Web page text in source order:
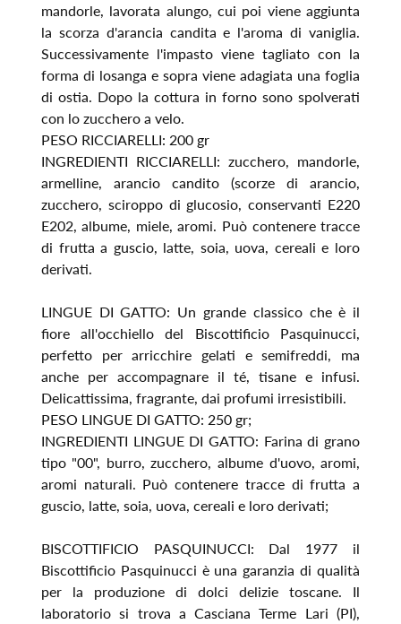
mandorle, lavorata alungo, cui poi viene aggiunta
la scorza d'arancia candita e l'aroma di vaniglia.
Successivamente l'impasto viene tagliato con la
forma di losanga e sopra viene adagiata una foglia
di ostia. Dopo la cottura in forno sono spolverati
con lo zucchero a velo.
PESO RICCIARELLI: 200 gr
INGREDIENTI RICCIARELLI: zucchero, mandorle,
armelline, arancio candito (scorze di arancio,
zucchero, sciroppo di glucosio, conservanti E220
E202, albume, miele, aromi. Può contenere tracce
di frutta a guscio, latte, soia, uova, cereali e loro
derivati.
LINGUE DI GATTO: Un grande classico che è il
fiore all'occhiello del Biscottificio Pasquinucci,
perfetto per arricchire gelati e semifreddi, ma
anche per accompagnare il té, tisane e infusi.
Delicattissima, fragrante, dai profumi irresistibili.
PESO LINGUE DI GATTO: 250 gr;
INGREDIENTI LINGUE DI GATTO: Farina di grano
tipo "00", burro, zucchero, albume d'uovo, aromi,
aromi naturali. Può contenere tracce di frutta a
guscio, latte, soia, uova, cereali e loro derivati;
BISCOTTIFICIO PASQUINUCCI: Dal 1977 il
Biscottificio Pasquinucci è una garanzia di qualità
per la produzione di dolci delizie toscane. Il
laboratorio si trova a Casciana Terme Lari (PI),